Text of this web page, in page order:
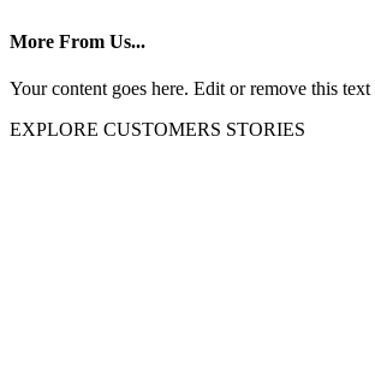
More From Us...
Your content goes here. Edit or remove this
EXPLORE CUSTOMERS STORIES